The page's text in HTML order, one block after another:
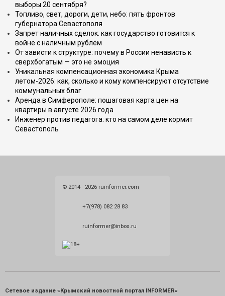
выборы 20 сентября?
Топливо, свет, дороги, дети, небо: пять фронтов
губернатора Севастополя
Запрет наличных сделок: как государство готовится к
войне с наличным рублём
От зависти к структуре: почему в России ненависть к
сверхбогатым — это не эмоция
Уникальная компенсационная экономика Крыма
летом-2026: как, сколько и кому компенсируют отсутствие
коммунальных благ
Аренда в Симферополе: пошаговая карта цен на
квартиры в августе 2026 года
Инженер против педагога: кто на самом деле кормит
Севастополь
© 2014 - 2026 ruinformer.com
+7(978) 082 28 83
ruinformer@inbox.ru
Сетевое издание «Крымский новостной портал INFORMER»